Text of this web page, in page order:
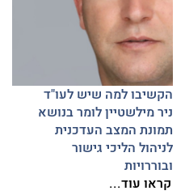
הקשיבו למה שיש לעו"ד
ניר מילשטיין לומר בנושא
תמונת המצב העדכנית
לניהול הליכי גישור
ובוררויות
קראו עוד...